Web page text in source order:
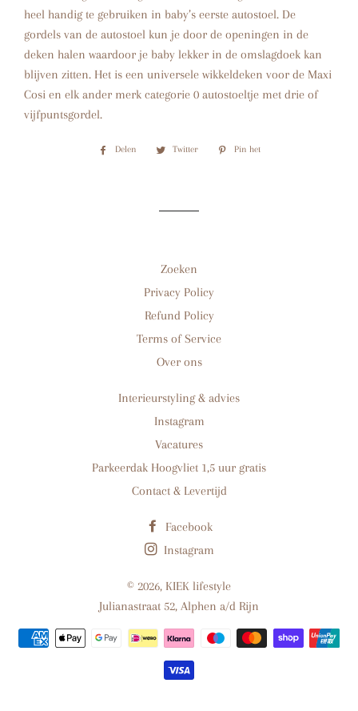
heel handig te gebruiken in baby’s eerste autostoel. De
gordels van de autostoel kun je door de openingen in de
deken halen waardoor je baby lekker in de omslagdoek kan
blijven zitten. Het is een universele wikkeldeken voor de Maxi
Cosi en elk ander merk categorie 0 autostoeltje met drie of
vijfpuntsgordel.
Delen
Delen
Twitter
TwitterenPin het
Zoeken
Privacy Policy
Refund Policy
Terms of Service
Over ons
Interieurstyling & advies
Instagram
Vacatures
Parkeerdak Hoogvliet 1,5 uur gratis
Contact & Levertijd
Facebook
Instagram
© 2026, KIEK lifestyle
Julianastraat 52, Alphen a/d Rijn
Betaalmethoden